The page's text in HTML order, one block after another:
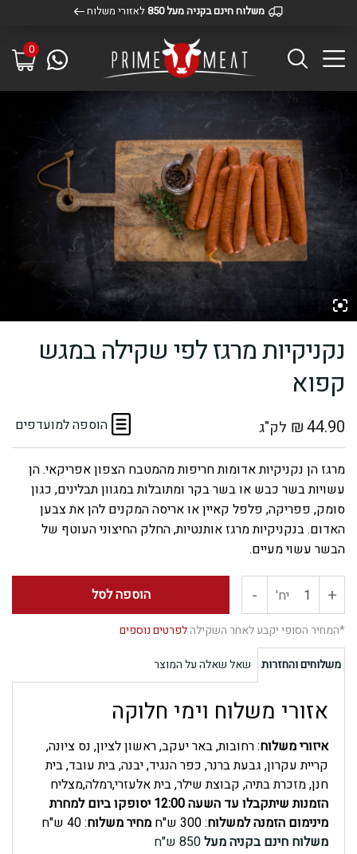
משלוח חינם בקניה מעל 850 לאזורי משלוח
0
נקניקיות מרגז לפי שקילה במגש
קפוא
הוספה למועדפים ₪44.90 לק"ג
מרגז הן נקניקיות אדומות חריפות מהמטבח הצפון אפריקאי. הן
עשויות בשר כבש או בשר בקר ומתובלות במגוון תבלינים, כגון
סומק, פפריקה, פלפל קאיין או אריסה המקנים להן את צבען
האדום. בנקניקיות מרגז אותנטיות, החלק החיצוני העוטף של
הבשר עשוי מעיים.
+ כמות
של
נקניקיות
שקילה
במגש
קפוא
יח' - הוספה לסל
*המחיר הסופי יקבע לאחר השקילהלפרטים נוספים
משלוחים והחזרות שאל שאלה על המוצר
אזורי משלוח וימי חלוקה
איזורי משלוח: רחובות, באר יעקב, ראשון לציון, נס ציונה,
קריית עקרון, גבעת ברנר, כפר הנגיד, יבנה, בית עובד, בית
חנן, מזכרת בתיה, קבוצת שילר, בית אלעזרי,רמלה,מצליח
הזמנות שיתקבלו עד השעה 12:00 יסופקו ביום למחרת
מינימום הזמנה למשלוח: 300 ש"ח מחיר משלוח: 40 ש"ח
משלוח חינם בקניה מעל850 ש"ח